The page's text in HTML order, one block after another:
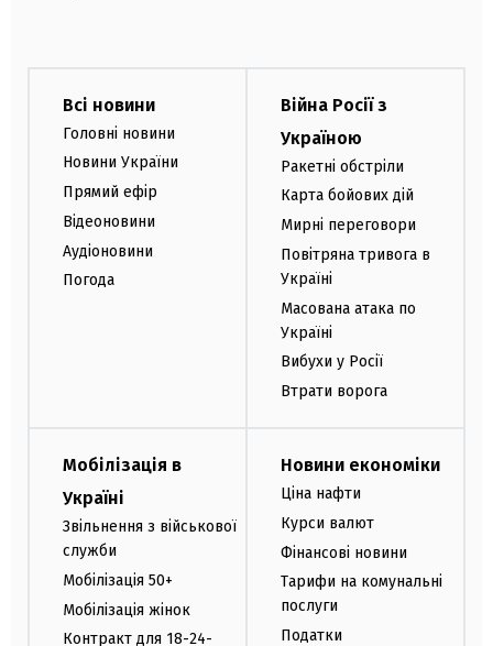
Всі новини
Головні новини
Новини України
Прямий ефір
Відеоновини
Аудіоновини
Погода
Війна Росії з
Україною
Ракетні обстріли
Карта бойових дій
Мирні переговори
Повітряна тривога в
Україні
Масована атака по
Україні
Вибухи у Росії
Втрати ворога
Мобілізація в
Україні
Звільнення з військової
служби
Мобілізація 50+
Мобілізація жінок
Контракт для 18-24-
Новини економіки
Ціна нафти
Курси валют
Фінансові новини
Тарифи на комунальні
послуги
Податки